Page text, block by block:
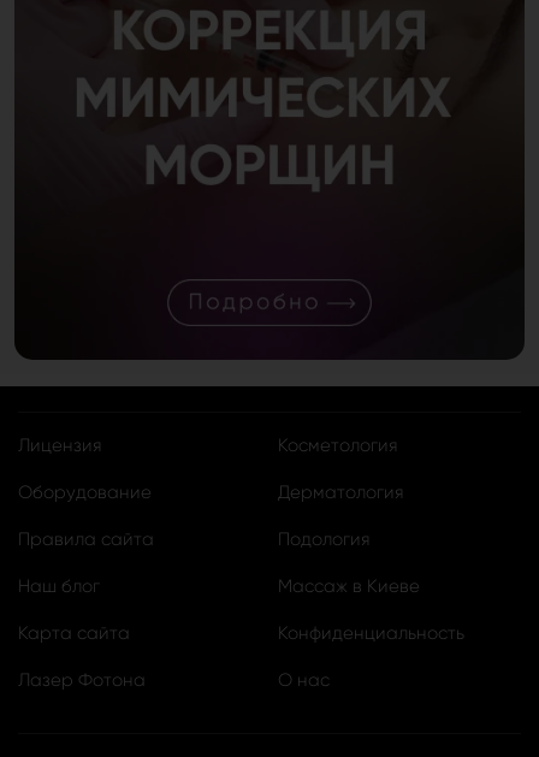
Лицензия
Оборудование
Правила сайта
Наш блог
Карта сайта
Лазер Фотона
Косметология
Дерматология
Подология
Массаж в Киеве
Конфиденциальность
О нас